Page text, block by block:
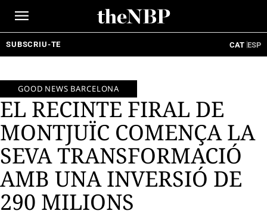
SUBSCRIU-TE CAT ESP
GOOD NEWS BARCELONA
EL RECINTE FIRAL DE
MONTJUÏC COMENÇA LA
SEVA TRANSFORMACIÓ
AMB UNA INVERSIÓ DE
290 MILIONS